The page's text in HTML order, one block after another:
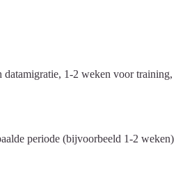
datamigratie, 1-2 weken voor training,
periode (bijvoorbeeld 1-2 weken)